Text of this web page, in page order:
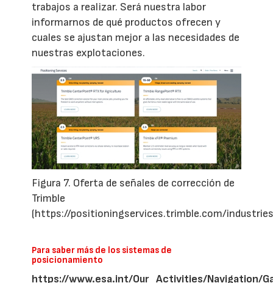
trabajos a realizar. Será nuestra labor
informarnos de qué productos ofrecen y
cuales se ajustan mejor a las necesidades de
nuestras explotaciones.
Figura 7. Oferta de señales de corrección de
Trimble
(https://positioningservices.trimble.com/
Para saber más de los sistemas de
posicionamiento
https://www.esa.int/Our_Activities/Navigation/